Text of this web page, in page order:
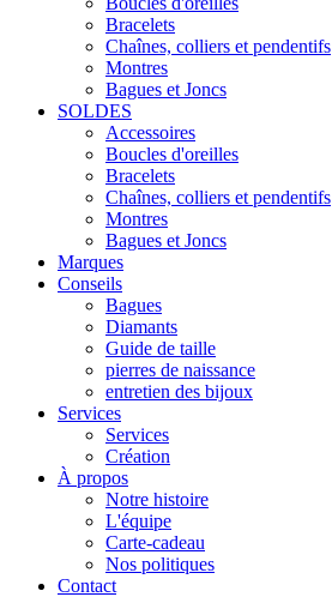
Bracelets
Chaînes, colliers et pendentifs
Montres
Bagues et Joncs
SOLDES
Accessoires
Boucles d'oreilles
Bracelets
Chaînes, colliers et pendentifs
Montres
Bagues et Joncs
Marques
Conseils
Bagues
Diamants
Guide de taille
pierres de naissance
entretien des bijoux
Services
Services
Création
À propos
Notre histoire
L'équipe
Carte-cadeau
Nos politiques
Contact